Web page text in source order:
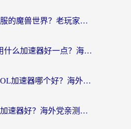
在海外怎么玩国服的魔兽世界？老玩家亲测的避坑指南（附澳门澳洲玩家专属技巧）
在国外打征途2用什么加速器好一点？海外玩家亲测的稳定加速指南
在国外玩逆水寒OL加速器哪个好？海外党亲测避坑指南来了
玩猫和老鼠哪个加速器好？海外党亲测：这款解决延迟卡顿还能多端用